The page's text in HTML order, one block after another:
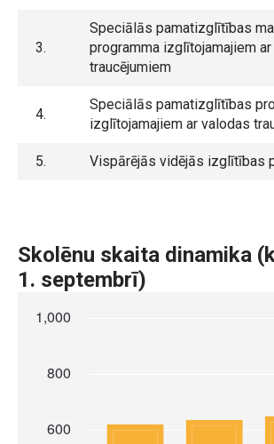
3.
Speciālās pamatizglītības
programma izglītojamajiem
traucējumiem
4.
Speciālās pamatizglītības
izglītojamajiem ar valodas
5. Vispārējās vidējās izglītības
Skolēnu skaita dinamika
1. septembrī)